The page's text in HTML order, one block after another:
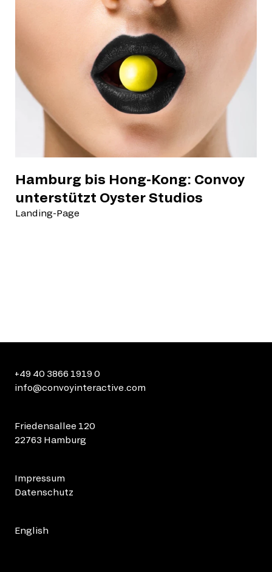
Hamburg bis Hong-Kong: Convoy
unterstützt Oyster Studios
Landing-Page
+49 40 3866 1919 0
info@convoyinteractive.com
Friedensallee 120
22763 Hamburg
Impressum
Datenschutz
English